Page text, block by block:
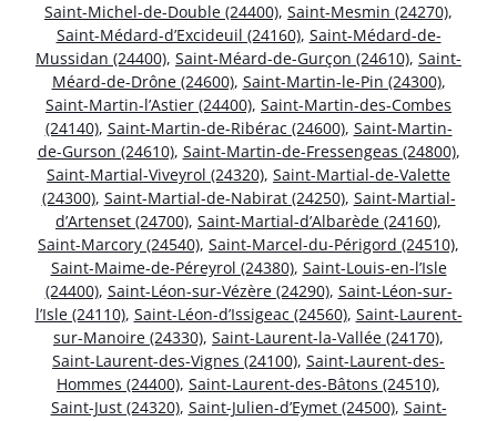
Saint-Michel-de-Double (24400), Saint-Mesmin (24270),
Saint-Médard-d’Excideuil (24160), Saint-Médard-de-
Mussidan (24400), Saint-Méard-de-Gurçon (24610), Saint-
Méard-de-Drône (24600), Saint-Martin-le-Pin (24300),
Saint-Martin-l’Astier (24400), Saint-Martin-des-Combes
(24140), Saint-Martin-de-Ribérac (24600), Saint-Martin-
de-Gurson (24610), Saint-Martin-de-Fressengeas (24800),
Saint-Martial-Viveyrol (24320), Saint-Martial-de-Valette
(24300), Saint-Martial-de-Nabirat (24250), Saint-Martial-
d’Artenset (24700), Saint-Martial-d’Albarède (24160),
Saint-Marcory (24540), Saint-Marcel-du-Périgord (24510),
Saint-Maime-de-Péreyrol (24380), Saint-Louis-en-l’Isle
(24400), Saint-Léon-sur-Vézère (24290), Saint-Léon-sur-
l’Isle (24110), Saint-Léon-d’Issigeac (24560), Saint-Laurent-
sur-Manoire (24330), Saint-Laurent-la-Vallée (24170),
Saint-Laurent-des-Vignes (24100), Saint-Laurent-des-
Hommes (24400), Saint-Laurent-des-Bâtons (24510),
Saint-Just (24320), Saint-Julien-d’Eymet (24500), Saint-